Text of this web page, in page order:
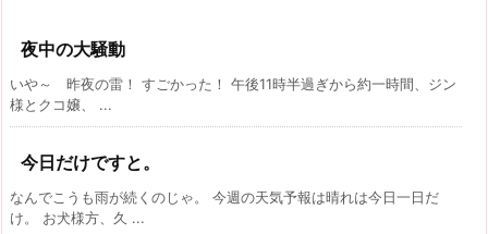
夜中の大騒動
いや～ 昨夜の雷！ すごかった！ 午後11時半過ぎから約一時間、ジン
様とクコ嬢、 ...
今日だけですと。
なんでこうも雨が続くのじゃ。 今週の天気予報は晴れは今日一日だ
け。 お犬様方、久 ...